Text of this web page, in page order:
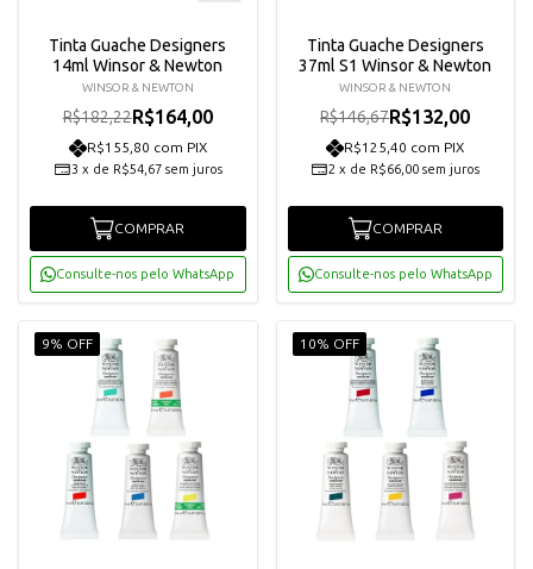
Tinta Guache Designers
14ml Winsor & Newton
WINSOR & NEWTON
R$182,22R$164,00
R$155,80 com PIX
3 x de R$54,67 sem juros
COMPRAR
Consulte-nos pelo WhatsApp
Tinta Guache Designers
37ml S1 Winsor & Newton
WINSOR & NEWTON
R$146,67R$132,00
R$125,40 com PIX
2 x de R$66,00 sem juros
COMPRAR
Consulte-nos pelo WhatsApp
9% OFF 10% OFF